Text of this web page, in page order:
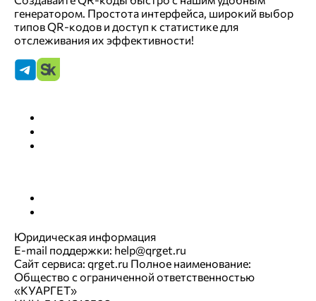
генератором. Простота интерфейса, широкий выбор
типов QR-кодов и доступ к статистике для
отслеживания их эффективности!
Юридическая информация
E-mail поддержки: help@qrget.ru
Сайт сервиса: qrget.ru Полное наименование:
Общество с ограниченной ответственностью
«КУАРГЕТ»